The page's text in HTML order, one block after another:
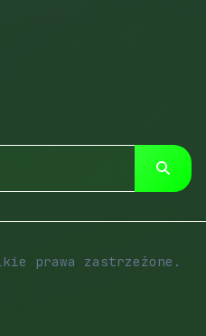
prawa zastrzeżone.